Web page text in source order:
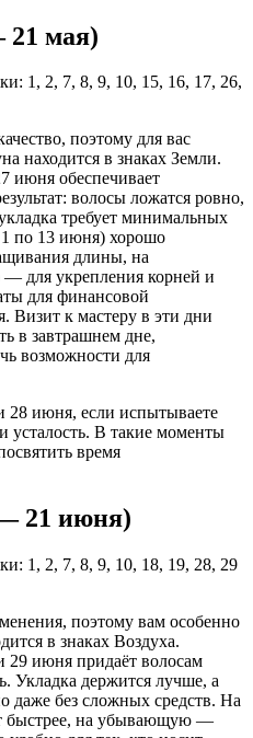
21 мая)
1, 2, 7, 8, 9, 10, 15, 16, 17, 26,
поэтому для вас
находится в знаках Земли.
июня обеспечивает
волосы ложатся ровно,
требует минимальных
по 13 июня) хорошо
длины, на
для укрепления корней и
для финансовой
Визит к мастеру в эти дни
в завтрашнем дне,
возможности для
28 июня, если испытываете
усталость. В такие моменты
время
21 июня)
1, 2, 7, 8, 9, 10, 18, 19, 28, 29
поэтому вам особенно
в знаках Воздуха.
29 июня придаёт волосам
Укладка держится лучше, а
даже без сложных средств. На
быстрее, на убывающую —